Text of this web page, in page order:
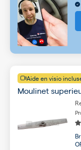
Aide en visio
Moulinet